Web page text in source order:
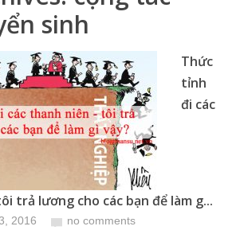
sinh
Thức
tỉnh
đi các
trả lương cho các bạn để làm g...
2016 no comments